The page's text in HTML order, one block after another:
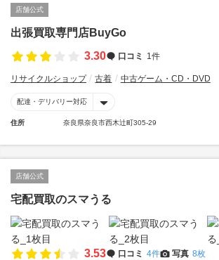
店舗公式
出張買取専門店BuyGo
3.30
口コミ 1件
リサイクルショップ 古着 中古ゲーム・CD・DVD
配達・デリバリー対応
住所 奈良県奈良市西木辻町305-29
店舗公式
宅配買取のスマうる
3.53 口コミ 4件 写真 8枚